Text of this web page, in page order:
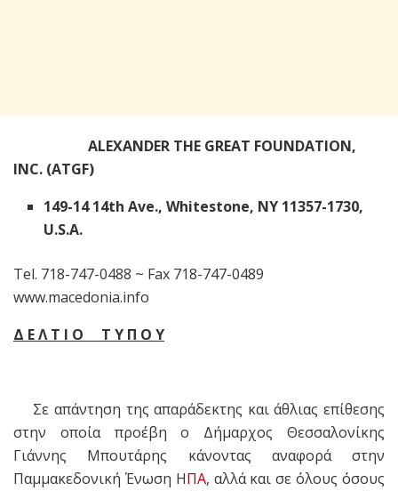
ALEXANDER THE GREAT FOUNDATION,
INC. (ATGF)
149-1414th Ave., Whitestone, NY 11357-1730,
U.S.A.
Tel. 718-747-0488 ~ Fax 718-747-0489
www.macedonia.info
Δ Ε Λ Τ Ι Ο
Τ Υ Π Ο Υ
Σε απάντηση της απαράδεκτης και άθλιας επίθεσης
στην οποία προέβη ο Δήμαρχος Θεσσαλονίκης
Γιάννης Μπουτάρης κάνοντας αναφορά στην
Παμμακεδονική Ένωση ΗΠΑ, αλλά και σε όλους όσους